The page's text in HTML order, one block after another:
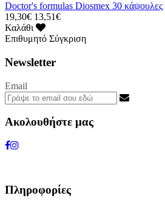
Doctor's formulas Diosmex 30 κάψουλες
19,30€ 13,51€
Καλάθι
Επιθυμητό Σύγκριση
Newsletter
Email
Ακολουθήστε μας
Πληροφορίες